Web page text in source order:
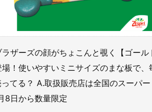
ザーズの顔がちょこんと覗く【ゴー
！使いやすいミニサイズのまな板で
ってる？ A.取扱販売店は全国のスーパ
8日から数量限定